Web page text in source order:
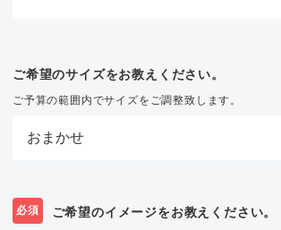
ご希望のサイズをお教えください。
ご予算の範囲内でサイズをご調整致します。
必須 ご希望のイメージをお教えください。